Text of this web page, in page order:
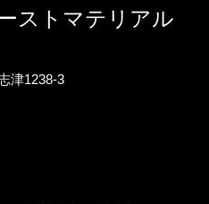
ストマテリアル
津1238-3